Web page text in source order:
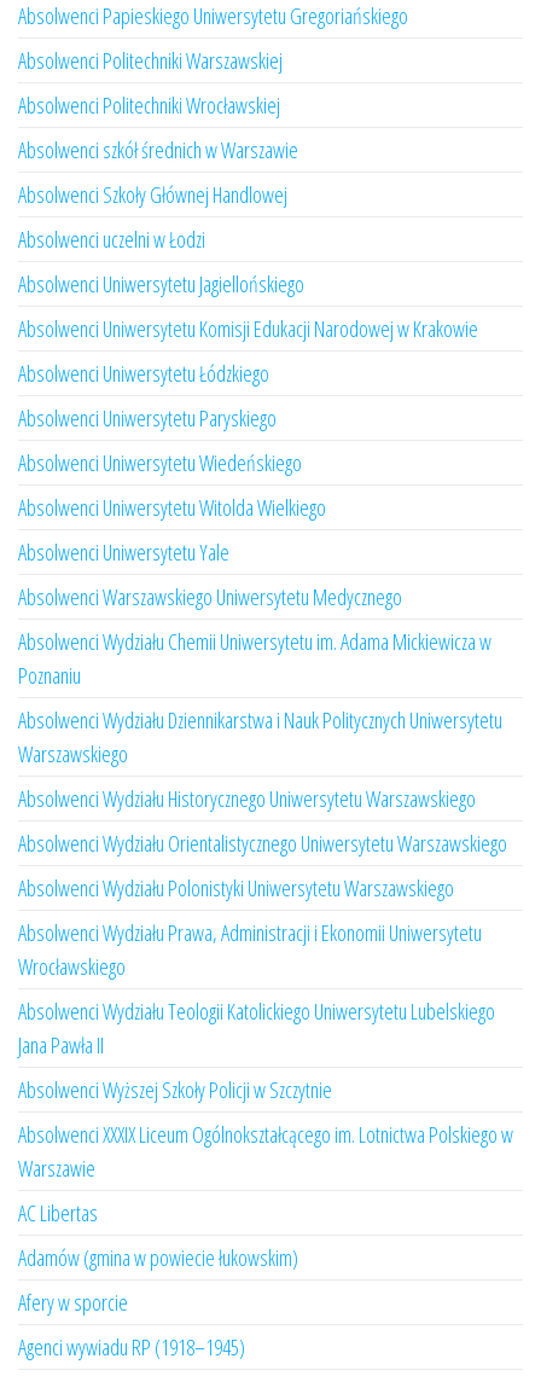
Absolwenci Papieskiego Uniwersytetu Gregoriańskiego
Absolwenci Politechniki Warszawskiej
Absolwenci Politechniki Wrocławskiej
Absolwenci szkół średnich w Warszawie
Absolwenci Szkoły Głównej Handlowej
Absolwenci uczelni w Łodzi
Absolwenci Uniwersytetu Jagiellońskiego
Absolwenci Uniwersytetu Komisji Edukacji Narodowej w Krakowie
Absolwenci Uniwersytetu Łódzkiego
Absolwenci Uniwersytetu Paryskiego
Absolwenci Uniwersytetu Wiedeńskiego
Absolwenci Uniwersytetu Witolda Wielkiego
Absolwenci Uniwersytetu Yale
Absolwenci Warszawskiego Uniwersytetu Medycznego
Absolwenci Wydziału Chemii Uniwersytetu im. Adama Mickiewicza w
Poznaniu
Absolwenci Wydziału Dziennikarstwa i Nauk Politycznych Uniwersytetu
Warszawskiego
Absolwenci Wydziału Historycznego Uniwersytetu Warszawskiego
Absolwenci Wydziału Orientalistycznego Uniwersytetu Warszawskiego
Absolwenci Wydziału Polonistyki Uniwersytetu Warszawskiego
Absolwenci Wydziału Prawa, Administracji i Ekonomii Uniwersytetu
Wrocławskiego
Absolwenci Wydziału Teologii Katolickiego Uniwersytetu Lubelskiego
Jana Pawła II
Absolwenci Wyższej Szkoły Policji w Szczytnie
Absolwenci XXXIX Liceum Ogólnokształcącego im. Lotnictwa Polskiego w
Warszawie
AC Libertas
Adamów (gmina w powiecie łukowskim)
Afery w sporcie
Agenci wywiadu RP (1918–1945)